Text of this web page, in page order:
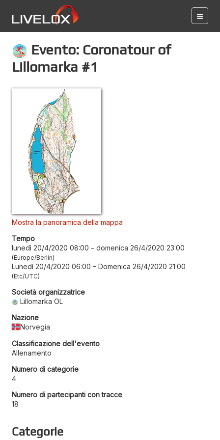
Evento: Coronatour of
Lillomarka #1
Mostra la panoramica della mappa
Tempo
lunedì 20/4/2020 08:00 – domenica 26/4/2020 23:00
Europe/Berlin
Lunedì 20/4/2020 06:00 – Domenica 26/4/2020 21:00
Etc/UTC
Società organizzatrice
Lillomarka OL
Nazione
Norvegia
Classificazione dell'evento
Allenamento
Numero di categorie
4
Numero di partecipanti con tracce
18
Categorie